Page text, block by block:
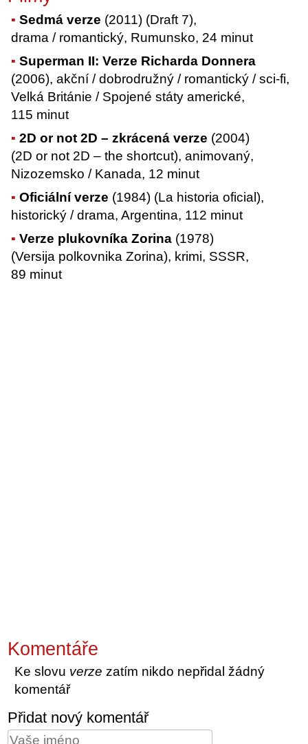
Sedmá verze (2011) (Draft 7),
drama / romantický, Rumunsko, 24 minut
Superman II: Verze Richarda Donnera
(2006), akční / dobrodružný / romantický / sci-fi,
Velká Británie / Spojené státy americké,
115 minut
2D or not 2D – zkrácená verze (2004)
(2D or not 2D – the shortcut), animovaný,
Nizozemsko / Kanada, 12 minut
Oficiální verze (1984) (La historia oficial),
historický / drama, Argentina, 112 minut
Verze plukovníka Zorina (1978)
(Versija polkovnika Zorina), krimi, SSSR,
89 minut
Komentáře
Ke slovu verze zatím nikdo nepřidal žádný
komentář
Přidat nový komentář